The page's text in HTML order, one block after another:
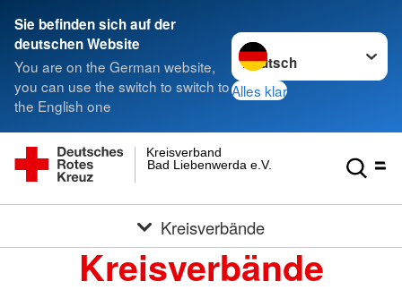
Sie befinden sich auf der
deutschen Website
You are on the German website,
you can use the switch to switch to
the English one
Sprache wechseln zu
Alles klar
Bad Liebenwerda e.V.
Kreisverband
Kreisverbände
Kreisverbände